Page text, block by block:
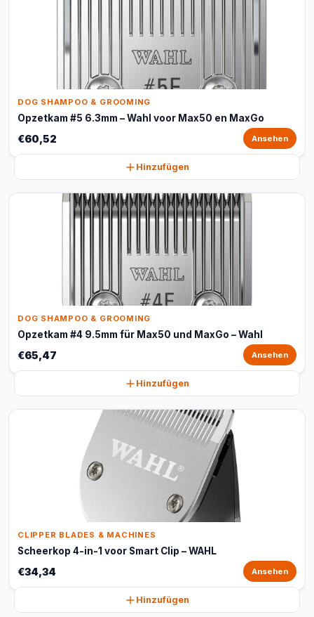
DOG SHAMPOO & GROOMING
Opzetkam #5 6.3mm – Wahl voor Max50 en MaxGo
€60,52 Ansehen
Hinzufügen
DOG SHAMPOO & GROOMING
Opzetkam #4 9.5mm für Max50 und MaxGo – Wahl
€65,47 Ansehen
Hinzufügen
CLIPPER BLADES & MACHINES
Scheerkop 4-in-1 voor Smart Clip – WAHL
€34,34 Ansehen
Hinzufügen